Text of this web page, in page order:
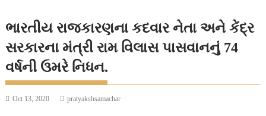
ભારતીય રાજકારણના કદવાર નેતા અને કેંદ્ર
સરકારના મંત્રી રામ વિલાસ પાસવાનનું 74
વર્ષની ઉમરે નિધન.
Oct 13, 2020 pratyakshsamachar